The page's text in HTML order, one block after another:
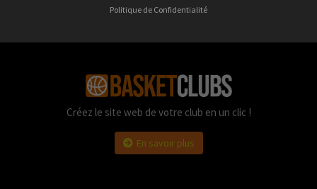
Politique de Confidentialité
Créez le site web de votre club en un clic !
En savoir plus